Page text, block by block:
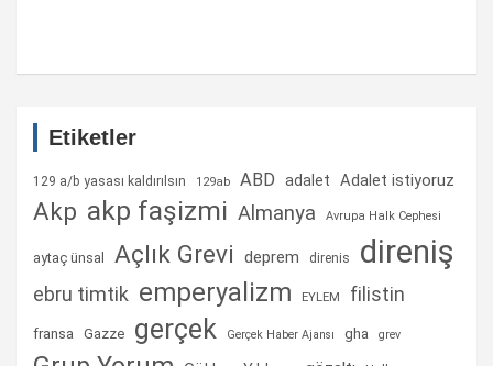
Etiketler
129 a/b yasası kaldırılsın 129ab ABD adalet Adalet istiyoruz
Akp akp faşizmi Almanya Avrupa Halk Cephesi
aytaç ünsal Açlık Grevi deprem direnis direniş
ebru timtik emperyalizm EYLEM filistin
fransa Gazze gerçek Gerçek Haber Ajansı gha grev